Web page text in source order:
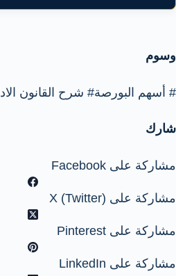
وسوم
# أسهم البورصة# شرح القانون
شارك
مشاركة على Facebook
مشاركة على X (Twitter)
مشاركة على Pinterest
مشاركة على LinkedIn